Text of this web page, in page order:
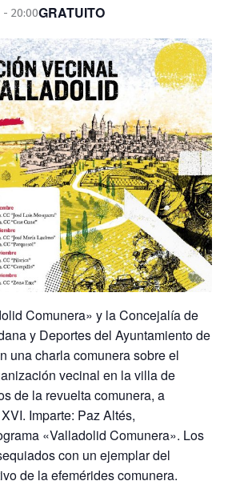
- 20:00GRATUITO
Comunera» y la Concejalía de
y Deportes del Ayuntamiento de
una charla comunera sobre el
vecinal en la villa de
de la revuelta comunera, a
Imparte: Paz Altés,
«Valladolid Comunera». Los
con un ejemplar del
de la efemérides comunera.